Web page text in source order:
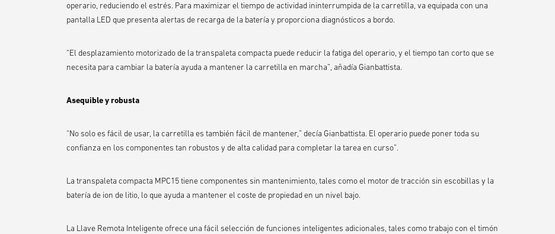
operario, reduciendo el estrés. Para maximizar el tiempo de actividad ininterrumpida de la carretilla, va equipada con una
pantalla LED que presenta alertas de recarga de la batería y proporciona diagnósticos a bordo.
“El desplazamiento motorizado de la transpaleta compacta puede reducir la fatiga del operario, y el tiempo tan corto que se
necesita para cambiar la batería ayuda a mantener la carretilla en marcha”, añadía Gianbattista.
Asequible y robusta
“No solo es fácil de usar, la carretilla es también fácil de mantener,” decía Gianbattista. El operario puede poner toda su
confianza en los componentes tan robustos y de alta calidad para completar la tarea en curso”.
La transpaleta compacta MPC15 tiene componentes sin mantenimiento, tales como el motor de tracción sin escobillas y la
batería de ion de litio, lo que ayuda a mantener el coste de propiedad en un nivel bajo.
La Llave Remota Inteligente ofrece una fácil selección de funciones inteligentes adicionales, tales como trabajo con el timón